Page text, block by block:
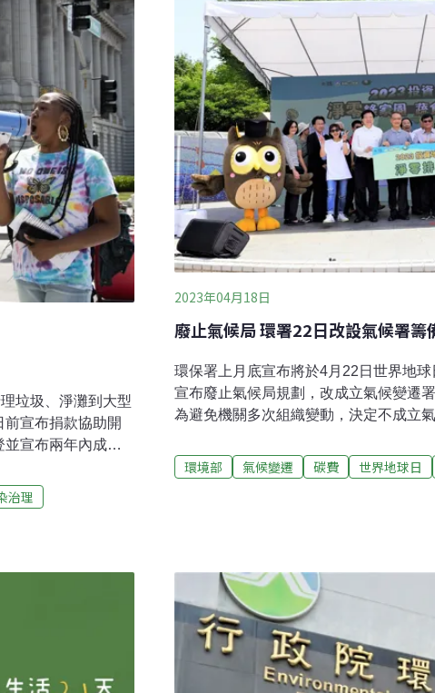
聽取建言，今年由
治理與循環、科學
，以及2026年環境
環境會議議題
垃圾、淨灘到大型
宣布捐款協助開
宣布兩年內成立
今年將出現更多極
正義辦公室環保
連四天的抗議行
人打扮成雀鳥或企
日在主要經濟體論
基金捐款5億美
治理
2023年04月18日
廢止氣候局 環署22日改設氣候署籌
環保署上月底宣布將於4月22日世界地
宣布廢止氣候局規劃，改成立氣候變遷
為避免機關多次組織變動，決定不成立
本會期通過。根據組改規劃，環境部未
籌備處將專責訂出《氣候法》12項優先
立主管淨零及氣候調適的氣候變遷署，
制為署。
環境部 氣候變遷 碳費 世界地球日